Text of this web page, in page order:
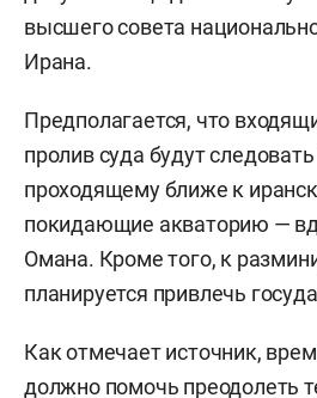
высшего совета
Ирана.
Предполагается, что
пролив суда будут
проходящему ближе к
покидающие акваторию —
Омана. Кроме того, к
планируется привлечь
Как отмечает источник,
должно помочь преодолеть